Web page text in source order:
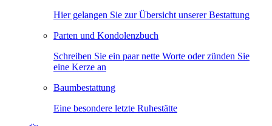
Hier gelangen Sie zur Übersicht unserer Bestattung
Parten und Kondolenzbuch
Schreiben Sie ein paar nette Worte oder zünden Sie
eine Kerze an
Baumbestattung
Eine besondere letzte Ruhestätte